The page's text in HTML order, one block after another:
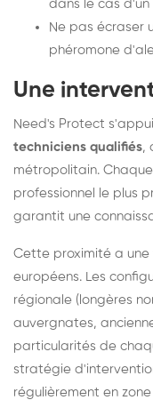
dans le cas
Ne pas écraser
phéromone
Une
Need's Protect
techniciens qualifiés,
métropolitain.
professionnel le plus
garantit une
Cette proximité a
européens. Les
régionale (longères
auvergnates,
particularités de
stratégie
régulièrement en